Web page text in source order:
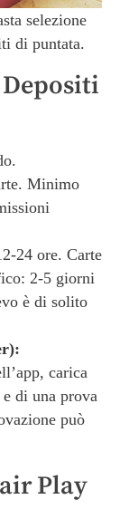
selezione
di puntata.
Minimo
24 ore. Carte
2-5 giorni
è di solito
carica
di una prova
può
Play